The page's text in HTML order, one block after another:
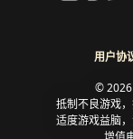
用户协
© 2026
抵制不良游戏
适度游戏益脑